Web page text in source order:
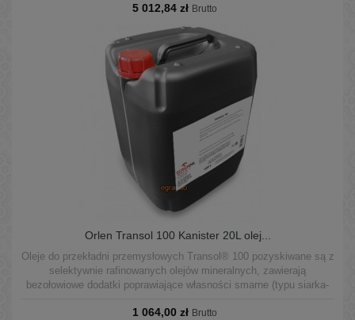
podwyższającym odporność na utlenianie, przeciwpiennym,
5 012,84 zł Brutto
Orlen Transol 100 Kanister 20L olej...
Oleje do przekładni przemysłowych Transol® 100 pozyskiwane są z
selektywnie rafinowanych olejów mineralnych, zawierają
bezołowiowe dodatki poprawiające własności smarne (typu siarka-
podwyższającym odporność na utlenianie, przeciwpiennym,
1 064,00 zł Brutto